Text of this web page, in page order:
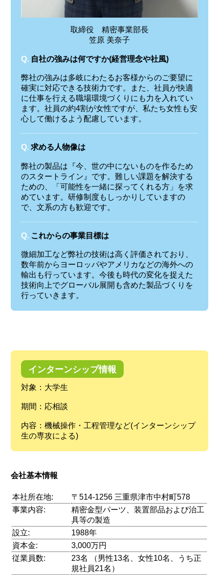
取締役 精密事業部長
笠原 美奈子
Q. 自社の強みは何ですか(経営理念や社風)
弊社の強みは多岐にわたるお客様からのご要望に
確実に対応できる技術力です。また、社員が快適
に仕事を行える職場環境づくりにも力を入れてい
ます。社員の約4割が女性ですが、私たち女性も安
心して働けるよう配慮しています。
Q. 求める人物像は
弊社の製品は『今、世の中にないものを作るため
のスタートライン』です。難しい課題を解決する
ための、「可能性を一緒に探ってくれる方」を求
めています。研修制度もしっかりしていますの
で、文系の方も歓迎です。
Q. これからの事業目標は
微細加工など弊社の技術は高く評価されており、
数年前からヨーロッパやアメリカなどの海外への
輸出も行っています。今後も時代の変化を捉えた
技術向上でグローバル展開も含めた製品づくりを
行っていきます。
インターンシップ情報
対象：大学生
期間：応相談
内容：機械操作・工程管理など(インターンシップ
生の専攻による)
会社基本情報
本社所在地:
〒514-1256 三重県津市中村町578
事業内容:
精密金型パーツ、装置部品および治工
具等の製造
設立:
1988年
資本金:
3,000万円
従業員数:
23名 （男性13名、女性10名、うち正
規社員21名）